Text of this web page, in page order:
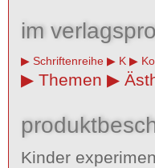
im
Schriftenreihe K
Themen
Kinder